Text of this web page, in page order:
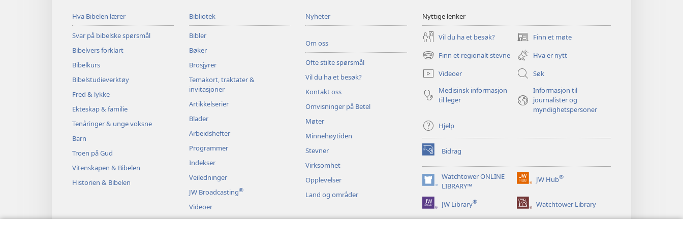
Hva Bibelen lærer
Svar på bibelske spørsmål
Bibelvers forklart
Bibelkurs
Bibelstudieverktøy
Fred & lykke
Ekteskap & familie
Tenåringer & unge voksne
Barn
Troen på Gud
Vitenskapen & Bibelen
Historien & Bibelen
Bibliotek
Bibler
Bøker
Brosjyrer
Temakort, traktater &
invitasjoner
Artikkelserier
Blader
Arbeidshefter
Programmer
Indekser
Veiledninger
JW Broadcasting®
Videoer
Musikk
Nyheter
Om oss
Ofte stilte spørsmål
Vil du ha et besøk?
Kontakt oss
Omvisninger på Betel
Møter
Minnehøytiden
Stevner
Virksomhet
Opplevelser
Land og områder
Nyttige lenker
Vil du ha et besøk? Finn et møte
(åpner
nytt
vindu)
Finn et regionalt stevne
(åpner
nytt
vindu)
Hva er nytt
Videoer
Søk
Medisinsk informasjon
til leger
Informasjon til
journalister og
myndighetspersoner
Hjelp
Bidrag
(åpner
nytt
vindu) Watchtower ONLINE
LIBRARY™
(åpner
nytt
vindu)
JW Hub®
(åpner
vindu)
JW Library® Watchtower Library